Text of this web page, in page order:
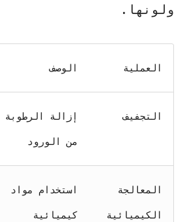
ولونها.
العملية الوصف
التجفيف إزالة الرطوبة
من الورود
المعالجة
الكيميائية
استخدام مواد
كيميائية